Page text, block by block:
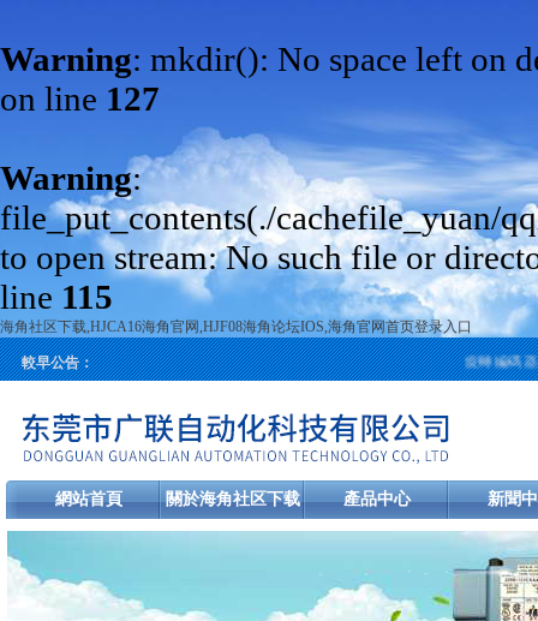
Warning: mkdir(): No space left on
on line 127
Warning:
file_put_contents(./cachefile_yuan/
to open stream: No such file or
line 115
海角社区下载,HJCA16海角官网,HJF08海角论坛IOS,海角官网首页登录入口
較早公告： 旋轉編碼器是
網站首頁 關於海角社区下载 產品中心 新聞